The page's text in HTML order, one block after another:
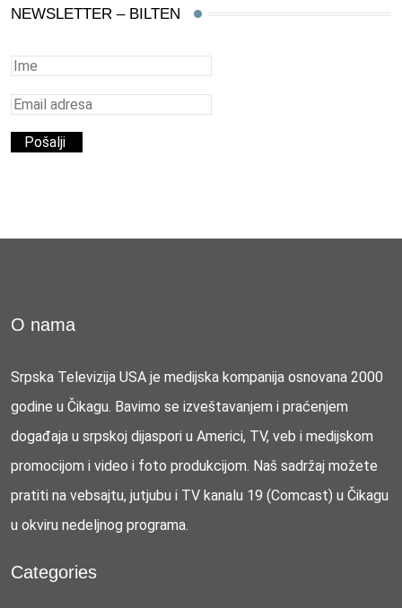
NEWSLETTER – BILTEN
O nama
Srpska Televizija USA je medijska kompanija osnovana 2000
godine u Čikagu. Bavimo se izveštavanjem i praćenjem
događaja u srpskoj dijaspori u Americi, TV, veb i medijskom
promocijom i video i foto produkcijom. Naš sadržaj možete
pratiti na vebsajtu, jutjubu i TV kanalu 19 (Comcast) u Čikagu
u okviru nedeljnog programa.
Categories